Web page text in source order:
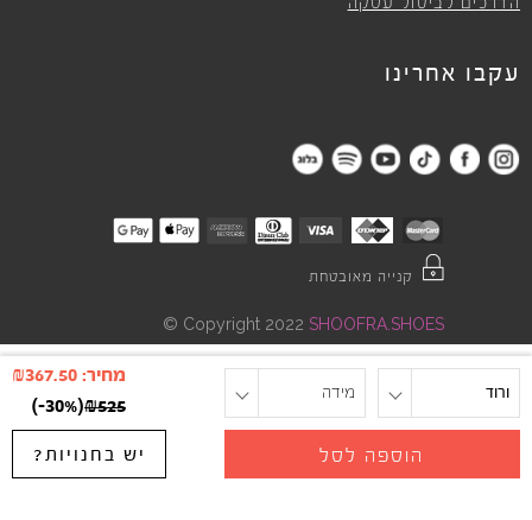
ורוד מידה
מחיר: ₪367.50
₪525
(
-30%
)
הוספה לסל יש בחנויות?
עקבו אחרינו
קנייה מאובטחת
Copyright 2022 SHOOFRA.SHOES
©